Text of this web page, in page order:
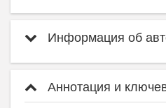
Информация об
Аннотация и